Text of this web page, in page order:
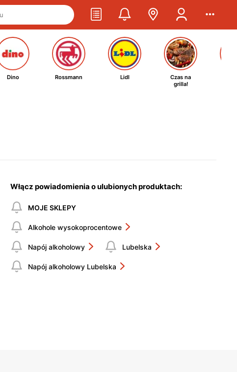
Dino Rossmann Lidl
Czas na
grilla!
Włącz powiadomienia o ulubionych produktach:
MOJE SKLEPY
Alkohole wysokoprocentowe
Napój alkoholowy Lubelska
Napój alkoholowy Lubelska